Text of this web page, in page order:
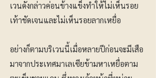
เวนดังกล่าวค่อนข้างแข็งทำให้ไม่เห็นรอย
เท้าชัดเจนและไม่เห็นรอยลากเหยื่อ
อย่างก็ตามบริเวนนี้เมื่อหลายปีก่อนจะมีเสือ
มาจากประเทศมาเลเซียข้ามหาเหยื่อตาม